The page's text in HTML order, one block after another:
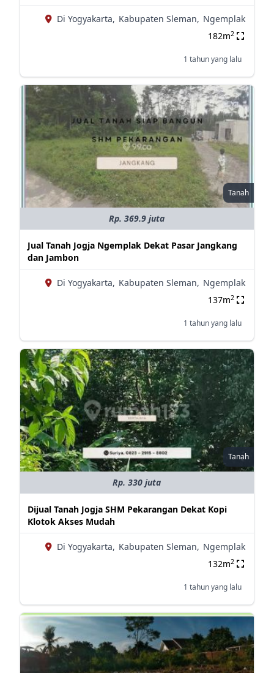
Di Yogyakarta, Kabupaten Sleman, Ngemplak
182m2
1 tahun yang lalu
Tanah
Rp. 369.9 juta
Jual Tanah Jogja Ngemplak Dekat Pasar Jangkang
dan Jambon
Di Yogyakarta, Kabupaten Sleman, Ngemplak
137m2
1 tahun yang lalu
Tanah
Rp. 330 juta
Dijual Tanah Jogja SHM Pekarangan Dekat Kopi
Klotok Akses Mudah
Di Yogyakarta, Kabupaten Sleman, Ngemplak
132m2
1 tahun yang lalu